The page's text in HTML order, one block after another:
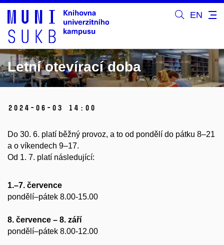
EN
Letní otevírací doba
2024-06-03 14:00
Do 30. 6. platí běžný provoz, a to od pondělí do pátku 8–21
a o víkendech 9–17.
Od 1. 7. platí následující:
1.–7. července
pondělí–pátek 8.00-15.00
8. července – 8. září
pondělí–pátek 8.00-12.00